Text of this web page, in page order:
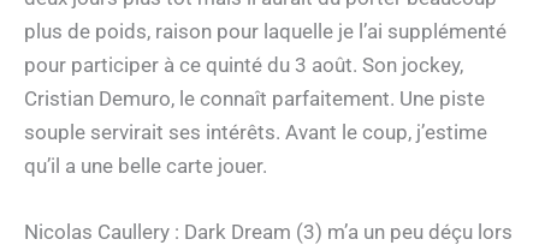
plus de poids, raison pour laquelle je l’ai supplémenté
pour participer à ce quinté du 3 août. Son jockey,
Cristian Demuro, le connaît parfaitement. Une piste
souple servirait ses intérêts. Avant le coup, j’estime
qu’il a une belle carte jouer.
Nicolas Caullery : Dark Dream (3) m’a un peu déçu lors